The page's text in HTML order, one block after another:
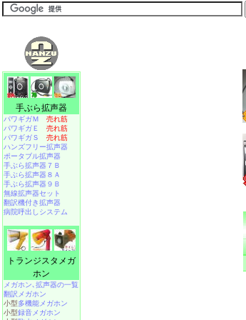
手ぶら拡声器
パワギガＭ 売れ筋
パワギガＥ 売れ筋
パワギガＳ 売れ筋
ハンズフリー拡声器
ポータブル拡声器
手ぶら拡声器７Ｂ
手ぶら拡声器８Ａ
手ぶら拡声器９Ｂ
無線拡声器セット
翻訳機付き拡声器
病院呼出しシステム
トランジスタメガ
ホン
メガホン､拡声器の一覧
翻訳メガホン
小型多機能メガホン
小型録音メガホン